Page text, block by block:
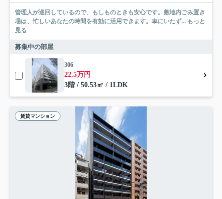
管理人が巡回しているので、もしものときも安心です。敷地内ごみ置き
場は、忙しいあなたの時間を有効に活用できます。車にいたず... もっと
見る
募集中の部屋
306
22.5万円
3階 / 50.53㎡ / 1LDK
賃貸マンション